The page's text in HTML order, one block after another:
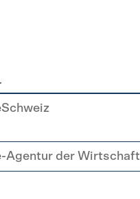
Agentur der Wirtschaft